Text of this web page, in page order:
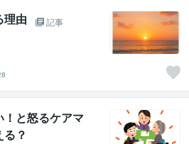
理由
記事
と怒るケアマ
？